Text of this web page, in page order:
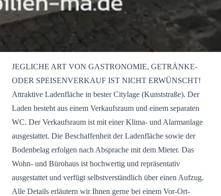
JEGLICHE ART VON GASTRONOMIE, GETRÄNKE-
ODER SPEISENVERKAUF IST NICHT ERWÜNSCHT!
Attraktive Ladenfläche in bester Citylage (Kunststraße). Der
Laden besteht aus einem Verkaufsraum und einem separaten
WC. Der Verkaufsraum ist mit einer Klima- und Alarmanlage
ausgestattet. Die Beschaffenheit der Ladenfläche sowie der
Bodenbelag erfolgen nach Absprache mit dem Mieter. Das
Wohn- und Bürohaus ist hochwertig und repräsentativ
ausgestattet und verfügt selbstverständlich über einen Aufzug.
Alle Details erläutern wir Ihnen gerne bei einem Vor-Ort-